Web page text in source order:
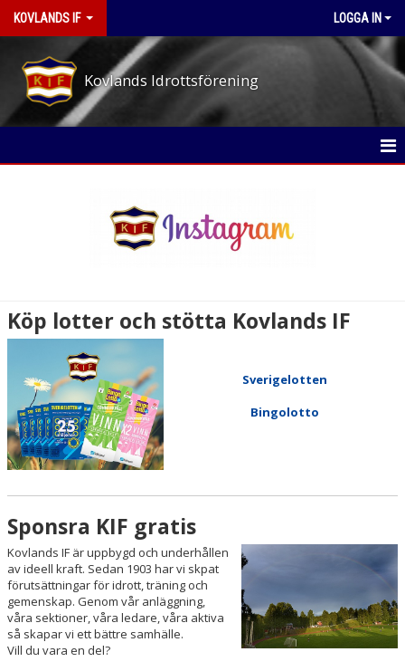
KOVLANDS IF LOGGA IN
Kovlands Idrottsförening
ARBETSPASS-PÅ EVENEMANGEN
STYRELSE
DOKUMENT
HUR KAN JAG STÖTTA FÖRENINGEN?
SPONSRA OSS VIA STADIUM
SVENSKA SPELS GRÄSROTEN
KONTAKT
KALENDER
VÅRA LAG/TRÄNARE
Köp lotter och stötta Kovlands IF
Sverigelotten
Bingolotto
Sponsra KIF gratis
Kovlands IF är uppbygd och underhållen
av ideell kraft. Sedan 1903 har vi skpat
förutsättningar för idrott, träning och
gemenskap. Genom vår anläggning,
våra sektioner, våra ledare, våra aktiva
så skapar vi ett bättre samhälle.
Vill du vara en del?